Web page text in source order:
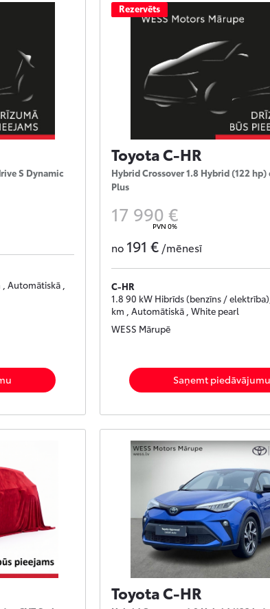
S Dynamic
Automātiskā ,
Rezervēts
Toyota C-HR
Hybrid Crossover 1.8 Hybrid (122 hp)
Plus
17 990 €
PVN 0%
no 191 €/mēnesī
C-HR
1.8 90 kW Hibrīds (benzīns /
km , Automātiskā , White pearl
WESS Mārupē
Saņemt piedāvājumu
Toyota C-HR